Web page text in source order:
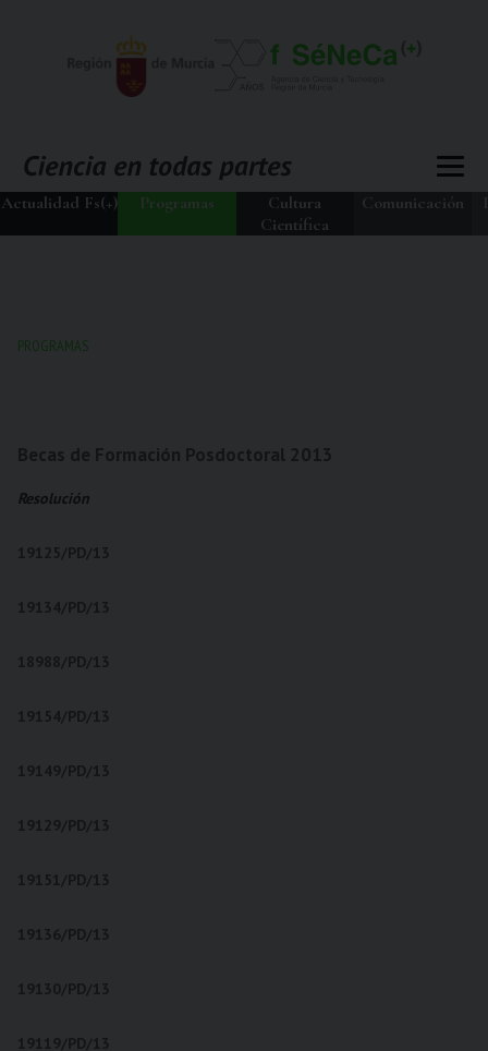
Actualidad Fs(+) Programas
Cultura
Científica
Comunicación
PROGRAMAS
Resolución